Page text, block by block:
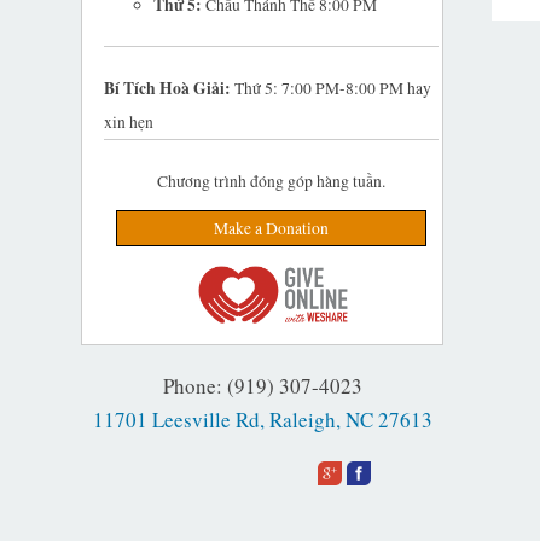
Thứ 5: Chầu Thánh Thể 8:00 PM
Bí Tích Hoà Giải:Thứ 5: 7:00 PM-8:00 PM hay
xin hẹn
Chương trình đóng góp hàng tuần.
Make a Donation
Phone: (919) 307-4023
11701 Leesville Rd, Raleigh, NC 27613